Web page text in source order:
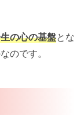
の心の基盤とな
のです。